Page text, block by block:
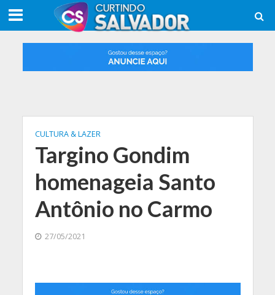
CULTURA & LAZER
Targino Gondim
homenageia Santo
Antônio no Carmo
27/05/2021